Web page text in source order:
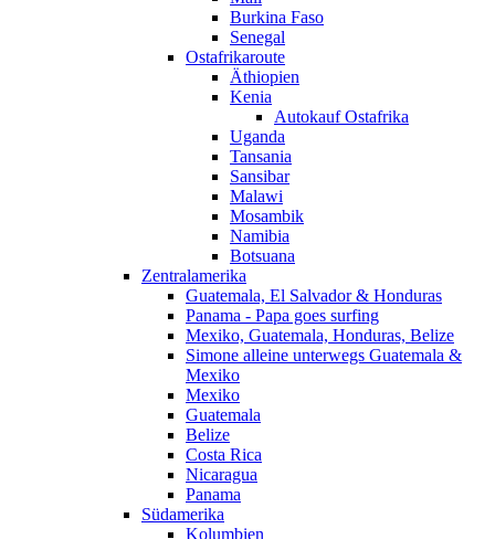
Burkina Faso
Senegal
Ostafrikaroute
Äthiopien
Kenia
Autokauf Ostafrika
Uganda
Tansania
Sansibar
Malawi
Mosambik
Namibia
Botsuana
Zentralamerika
Guatemala, El Salvador & Honduras
Panama - Papa goes surfing
Mexiko, Guatemala, Honduras, Belize
Simone alleine unterwegs Guatemala &
Mexiko
Mexiko
Guatemala
Belize
Costa Rica
Nicaragua
Panama
Südamerika
Kolumbien